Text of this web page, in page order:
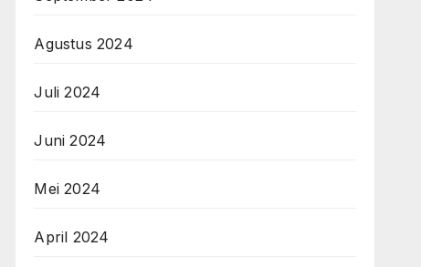
Agustus 2024
Juli 2024
Juni 2024
Mei 2024
April 2024